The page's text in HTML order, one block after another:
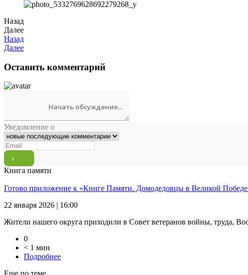
Назад
Далее
Назад
Далее
Оставить комментарий
Уведомление о
Книга памяти
Готово приложение к «Книге Памяти. Домодедовцы в Великой
22 января 2026 | 16:00
Жители нашего округа приходили в Совет ветеранов войны, труда,
0
< 1 мин
Подробнее